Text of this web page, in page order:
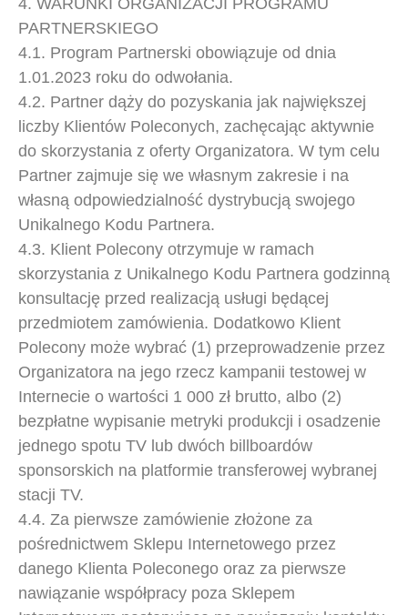
4. WARUNKI ORGANIZACJI PROGRAMU
PARTNERSKIEGO
4.1. Program Partnerski obowiązuje od dnia
1.01.2023 roku do odwołania.
4.2. Partner dąży do pozyskania jak największej
liczby Klientów Poleconych, zachęcając aktywnie
do skorzystania z oferty Organizatora. W tym celu
Partner zajmuje się we własnym zakresie i na
własną odpowiedzialność dystrybucją swojego
Unikalnego Kodu Partnera.
4.3. Klient Polecony otrzymuje w ramach
skorzystania z Unikalnego Kodu Partnera godzinną
konsultację przed realizacją usługi będącej
przedmiotem zamówienia. Dodatkowo Klient
Polecony może wybrać (1) przeprowadzenie przez
Organizatora na jego rzecz kampanii testowej w
Internecie o wartości 1 000 zł brutto, albo (2)
bezpłatne wypisanie metryki produkcji i osadzenie
jednego spotu TV lub dwóch billboardów
sponsorskich na platformie transferowej wybranej
stacji TV.
4.4. Za pierwsze zamówienie złożone za
pośrednictwem Sklepu Internetowego przez
danego Klienta Poleconego oraz za pierwsze
nawiązanie współpracy poza Sklepem